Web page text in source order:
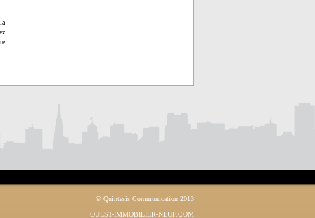
© Quintesis Communication 2013
OUEST-IMMOBILIER-NEUF.COM